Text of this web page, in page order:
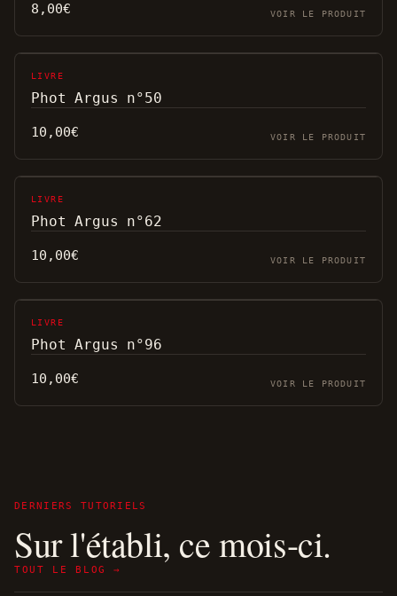
8,00€ VOIR LE PRODUIT
LIVRE
Phot Argus n°50
10,00€ VOIR LE PRODUIT
LIVRE
Phot Argus n°62
10,00€ VOIR LE PRODUIT
LIVRE
Phot Argus n°96
10,00€ VOIR LE PRODUIT
DERNIERS TUTORIELS
Sur l'établi, ce mois-ci.
TOUT LE BLOG →